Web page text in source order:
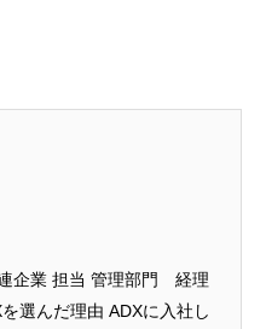
企業 担当 管理部門 経理
選んだ理由 ADXに入社し